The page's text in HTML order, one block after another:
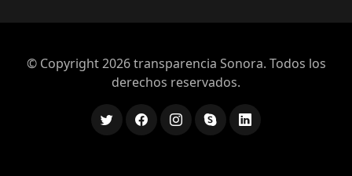
© Copyright 2026transparencia Sonora. Todos los
derechos reservados.